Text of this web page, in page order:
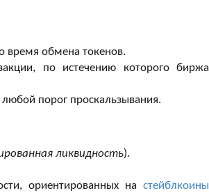
время обмена токенов.
по истечению которого биржа
порог проскальзывания.
ликвидность).
ориентированных настейблкоины